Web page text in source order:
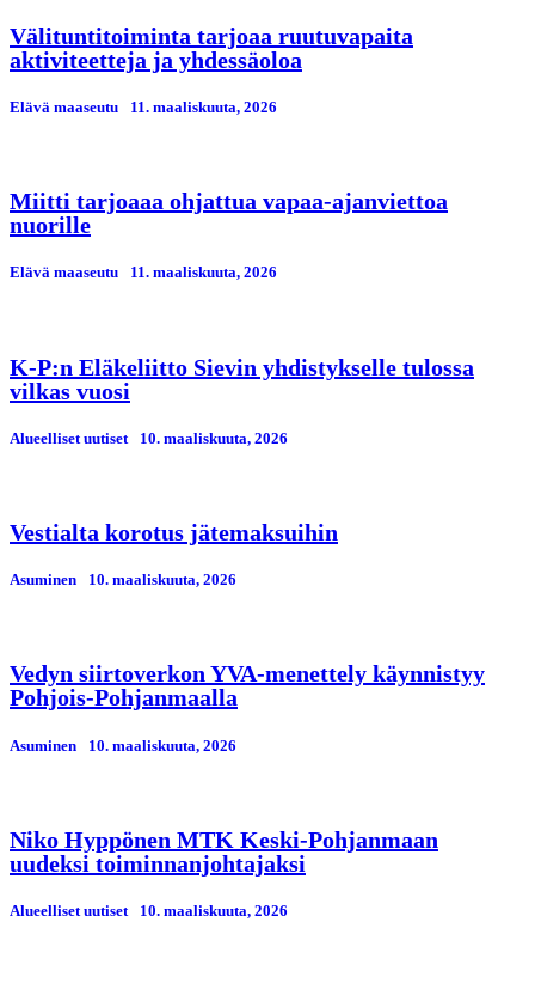
Välituntitoiminta tarjoaa ruutuvapaita
aktiviteetteja ja yhdessäoloa
Elävä maaseutu 11. maaliskuuta, 2026
Miitti tarjoaaa ohjattua vapaa-ajanviettoa
nuorille
Elävä maaseutu 11. maaliskuuta, 2026
K-P:n Eläkeliitto Sievin yhdistykselle tulossa
vilkas vuosi
Alueelliset uutiset 10. maaliskuuta, 2026
Vestialta korotus jätemaksuihin
Asuminen 10. maaliskuuta, 2026
Vedyn siirtoverkon YVA-menettely käynnistyy
Pohjois-Pohjanmaalla
Asuminen 10. maaliskuuta, 2026
Niko Hyppönen MTK Keski-Pohjanmaan
uudeksi toiminnanjohtajaksi
Alueelliset uutiset 10. maaliskuuta, 2026